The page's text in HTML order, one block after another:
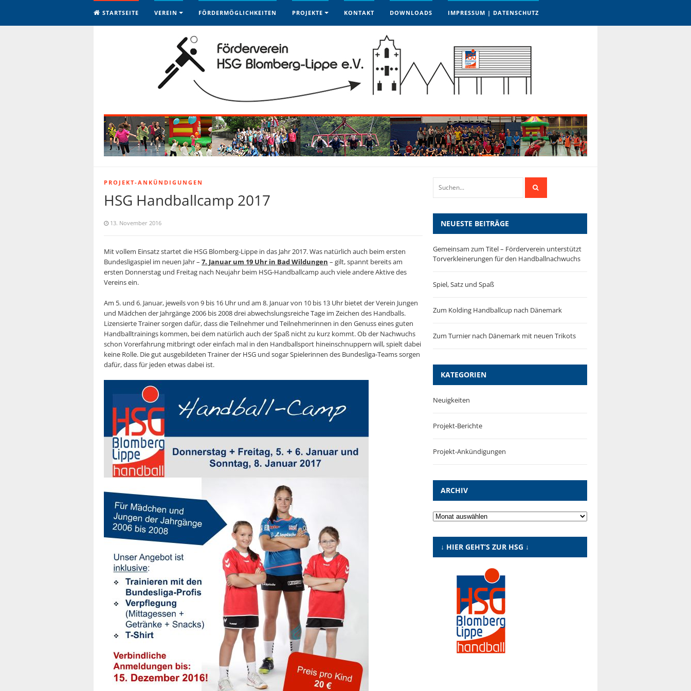
STARTSEITE VEREIN FÖRDERMÖGLICHKEITEN PROJEKTE KONTAKT DOWNLOADS IMPRESSUM | DATENSCHUTZ
PROJEKT-ANKÜNDIGUNGEN
HSG Handballcamp 2017
13. November 2016
Mit vollem Einsatz startet die HSG Blomberg-Lippe in das Jahr 2017. Was natürlich auch beim ersten
Bundesligaspiel im neuen Jahr – 7. Januar um 19 Uhr in Bad Wildungen – gilt, spannt bereits am
ersten Donnerstag und Freitag nach Neujahr beim HSG-Handballcamp auch viele andere Aktive des
Vereins ein.
Am 5. und 6. Januar, jeweils von 9 bis 16 Uhr und am 8. Januar von 10 bis 13 Uhr bietet der Verein Jungen
und Mädchen der Jahrgänge 2006 bis 2008 drei abwechslungsreiche Tage im Zeichen des Handballs.
Lizensierte Trainer sorgen dafür, dass die Teilnehmer und Teilnehmerinnen in den Genuss eines guten
Handballtrainings kommen, bei dem natürlich auch der Spaß nicht zu kurz kommt. Ob der Nachwuchs
schon Vorerfahrung mitbringt oder einfach mal in den Handballsport hineinschnuppern will, spielt dabei
keine Rolle. Die gut ausgebildeten Trainer der HSG und sogar Spielerinnen des Bundesliga-Teams sorgen
dafür, dass für jeden etwas dabei ist.
NEUESTE BEITRÄGE
Gemeinsam zum Titel – Förderverein unterstützt
Torverkleinerungen für den Handballnachwuchs
Spiel, Satz und Spaß
Zum Kolding Handballcup nach Dänemark
Zum Turnier nach Dänemark mit neuen Trikots
KATEGORIEN
Neuigkeiten
Projekt-Berichte
Projekt-Ankündigungen
ARCHIV
Archiv
↓ HIER GEHT’S ZUR HSG ↓